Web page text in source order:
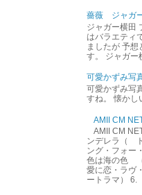
薔薇 ジャガ
ジャガー横田
はバラエティ
ましたが 予
す。 ジャガー
可愛かずみ写
可愛かずみ写
すね。 懐かし
AMII CM
AMII CM
ンデレラ（
ング・フォ
色は海の色
愛に恋・ラヴ
ートラマ）